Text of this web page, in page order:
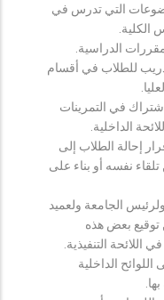
التي تدرس في
الكلية.
الدراسية.
للطلاب في أقسام
في التمرينات
الداخلية.
إحالة الطلاب إلى
نفسه أو بناء على
الجامعة ولعميد
توقيع بعض هذه
اللائحة التنفيذية.
اللوائح الداخلية